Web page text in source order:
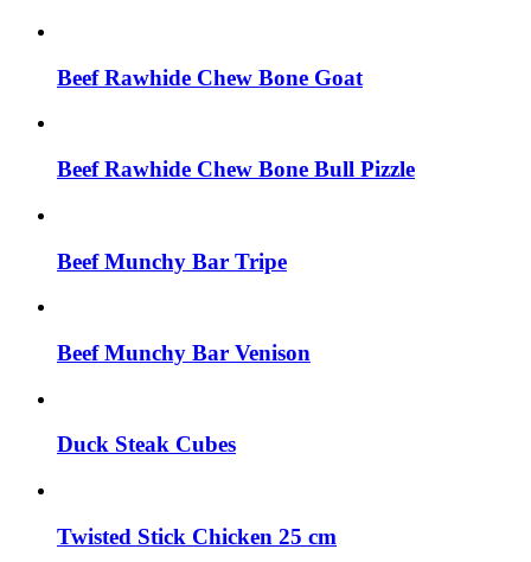
Beef Rawhide Chew Bone Goat
Beef Rawhide Chew Bone Bull Pizzle
Beef Munchy Bar Tripe
Beef Munchy Bar Venison
Duck Steak Cubes
Twisted Stick Chicken 25 cm